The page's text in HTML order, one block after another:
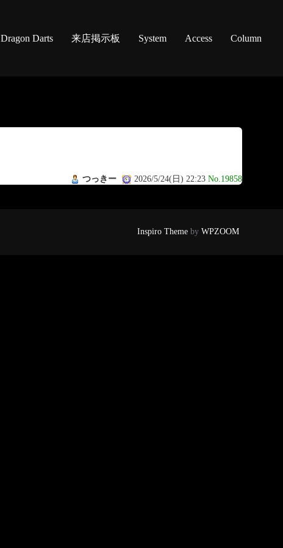
Dragon Darts 来店掲示板 System Access Column
つっきー 2026/5/24(日) 22:23 No.19858
Inspiro Theme by WPZOOM